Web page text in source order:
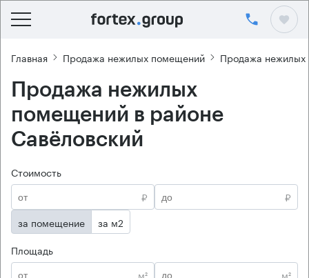
Главная Продажа нежилых помещений Продажа
Продажа нежилых
помещений в районе
Савёловский
Стоимость
₽
₽
за помещение
за м2
Площадь
м²
м²